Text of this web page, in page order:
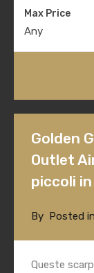
Max Price
Any
Golden
Outlet
piccoli
By Posted in
Queste